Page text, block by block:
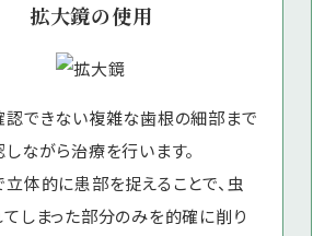
拡大鏡の使用
認できない複雑な歯根の細部まで
ながら治療を行います。
体的に患部を捉えることで、虫
しまった部分のみを的確に削り